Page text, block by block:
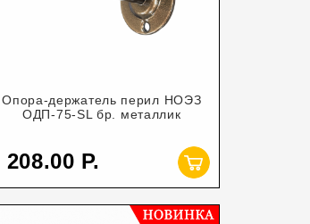
Опора-держатель перил НОЭЗ
ОДП-75-SL бр. металлик
208.00